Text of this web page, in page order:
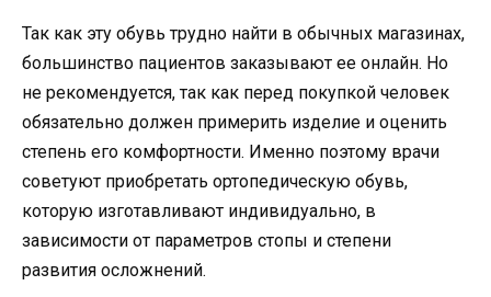
Так как эту обувь трудно найти в обычных магазинах,
большинство пациентов заказывают ее онлайн. Но
не рекомендуется, так как перед покупкой человек
обязательно должен примерить изделие и оценить
степень его комфортности. Именно поэтому врачи
советуют приобретать ортопедическую обувь,
которую изготавливают индивидуально, в
зависимости от параметров стопы и степени
развития осложнений.